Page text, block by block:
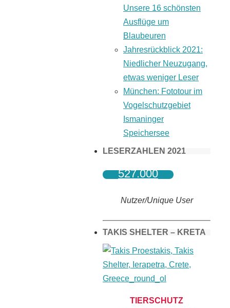
Unsere 16 schönsten
Ausflüge um
Blaubeuren
Jahresrückblick 2021:
Niedlicher Neuzugang,
etwas weniger Leser
München: Fototour im
Vogelschutzgebiet
Ismaninger
Speichersee
LESERZAHLEN 2021
527.000
Nutzer/Unique User
TAKIS SHELTER – KRETA
TIERSCHUTZ